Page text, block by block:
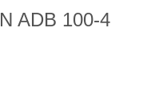
ADB 100-4